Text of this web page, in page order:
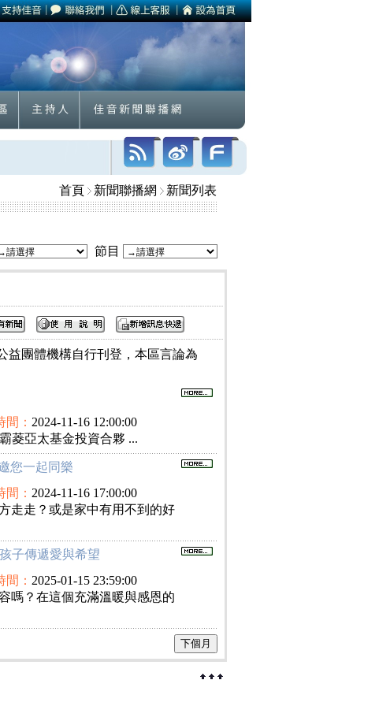
首頁 新聞聯播網 新聞列表
節目
益團體機構自行刊登，本區言論為
間： 2024-11-16 12:00:00
菱亞太基金投資合夥 ...
您一起同樂
間： 2024-11-16 17:00:00
走走？或是家中有用不到的好
子傳遞愛與希望
間： 2025-01-15 23:59:00
嗎？在這個充滿溫暖與感恩的